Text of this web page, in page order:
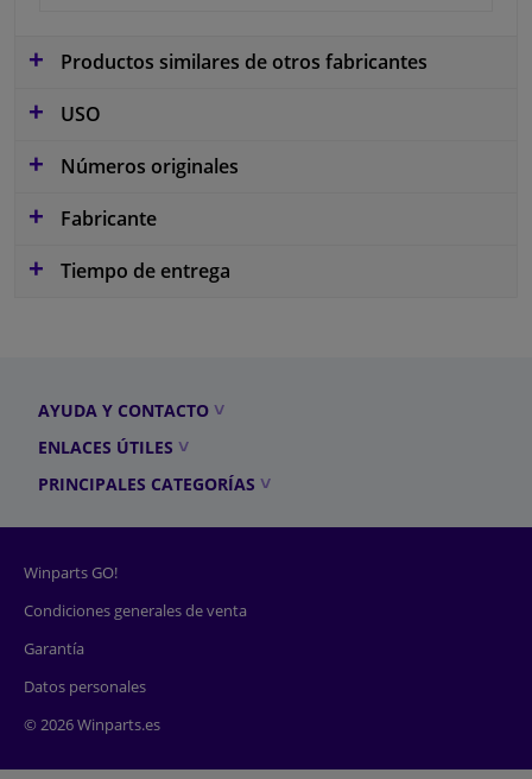
Productos similares de otros fabricantes
USO
Números originales
Fabricante
Tiempo de entrega
AYUDA Y CONTACTO
ENLACES ÚTILES
PRINCIPALES CATEGORÍAS
Winparts GO!
Condiciones generales de venta
Garantía
Datos personales
© 2026 Winparts.es